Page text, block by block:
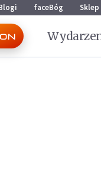
faceBóg Sklep